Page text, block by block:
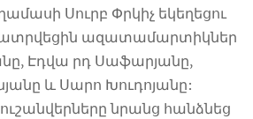
Սուրբ Փրկիչ եկեղեցու
ազատամարտիկներ
Էդվա րդ Սաֆարյանը,
և Սարո Խուդոյանը:
նրանց հանձնեց